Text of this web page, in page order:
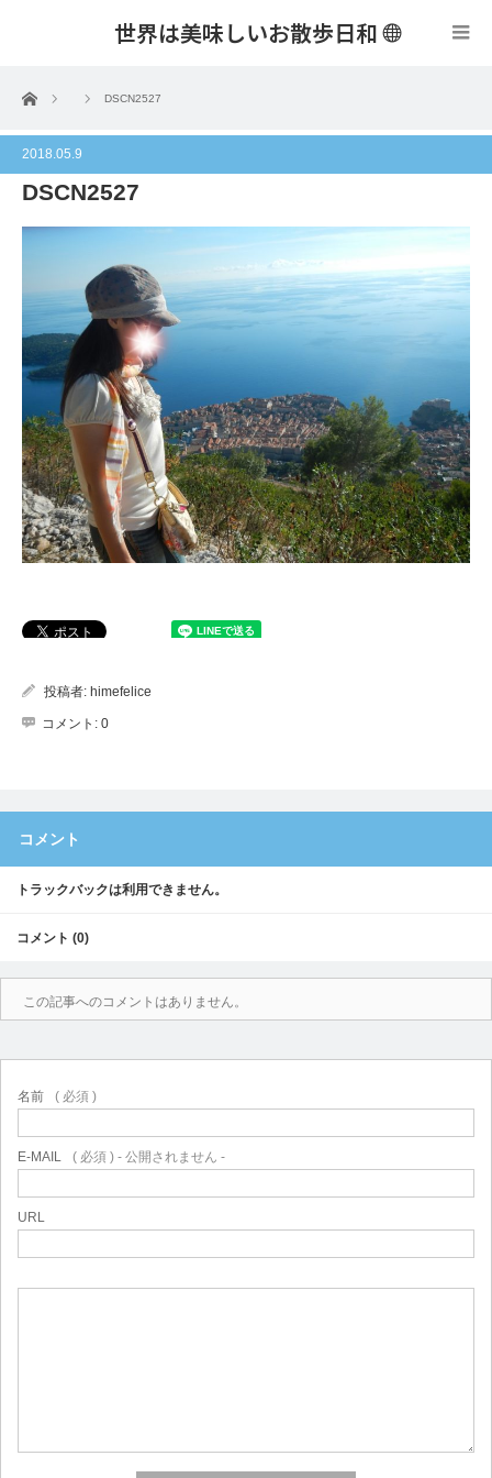
世界は美味しいお散歩日和
ホーム DSCN2527
2018.05.9
DSCN2527
投稿者: himefelice
コメント: 0
コメント
トラックバックは利用できません。
コメント (0)
この記事へのコメントはありません。
名前 ( 必須 )
E-MAIL ( 必須 ) - 公開されません -
URL